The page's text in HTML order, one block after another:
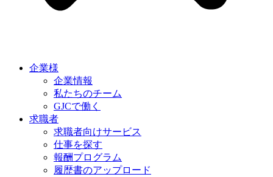
企業様
企業情報
私たちのチーム
GJCで働く
求職者
求職者向けサービス
仕事を探す
報酬プログラム
履歴書のアップロード